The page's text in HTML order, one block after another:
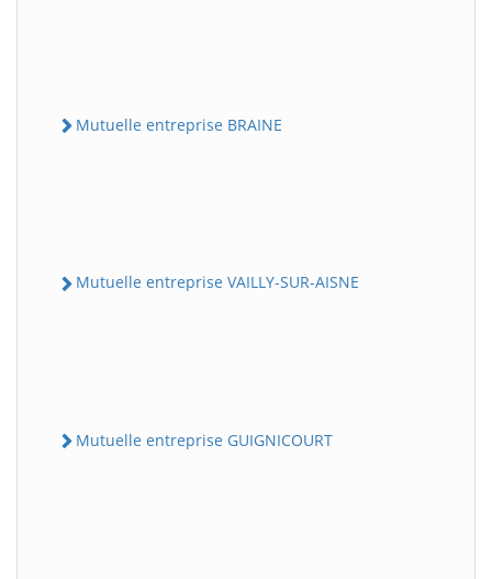
Mutuelle entreprise BRAINE
Mutuelle entreprise VAILLY-SUR-AISNE
Mutuelle entreprise GUIGNICOURT